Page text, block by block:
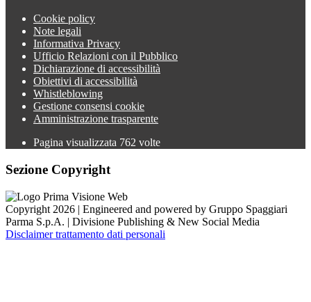
Cookie policy
Note legali
Informativa Privacy
Ufficio Relazioni con il Pubblico
Dichiarazione di accessibilità
Obiettivi di accessibilità
Whistleblowing
Gestione consensi cookie
Amministrazione trasparente
Pagina visualizzata 762 volte
Sezione Copyright
Copyright 2026 | Engineered and powered by Gruppo Spaggiari
Parma S.p.A. | Divisione Publishing & New Social Media
Disclaimer trattamento dati personali